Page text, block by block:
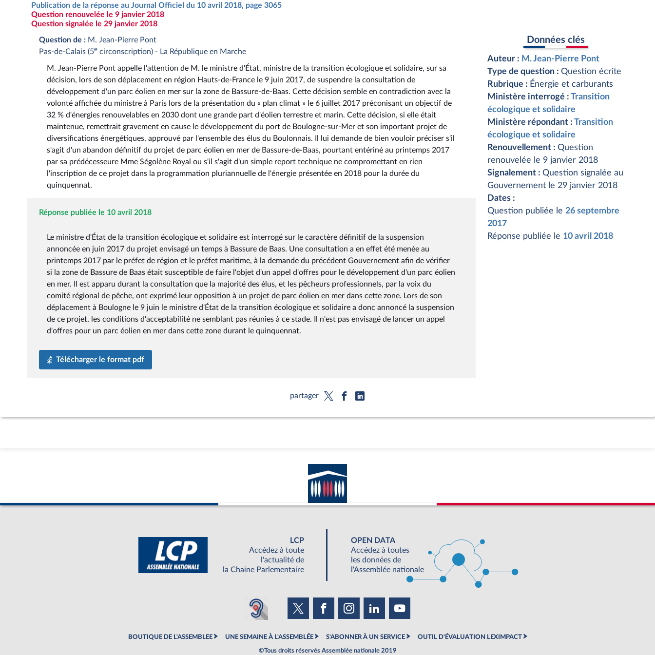
Publication de la réponse au Journal Officiel du 10 avril 2018, page 3065
Question renouvelée le 9 janvier 2018
Question signalée le 29 janvier 2018
Question de : M. Jean-Pierre Pont
Pas-de-Calais (5e circonscription) - La République en Marche
M. Jean-Pierre Pont appelle l'attention de M. le ministre d'État, ministre de la transition écologique et solidaire, sur sa
décision, lors de son déplacement en région Hauts-de-France le 9 juin 2017, de suspendre la consultation de
développement d'un parc éolien en mer sur la zone de Bassure-de-Baas. Cette décision semble en contradiction avec la
volonté affichée du ministre à Paris lors de la présentation du « plan climat » le 6 juillet 2017 préconisant un objectif de
32 % d'énergies renouvelables en 2030 dont une grande part d'éolien terrestre et marin. Cette décision, si elle était
maintenue, remettrait gravement en cause le développement du port de Boulogne-sur-Mer et son important projet de
diversifications énergétiques, approuvé par l'ensemble des élus du Boulonnais. Il lui demande de bien vouloir préciser s'il
s'agit d'un abandon définitif du projet de parc éolien en mer de Bassure-de-Baas, pourtant entériné au printemps 2017
par sa prédécesseure Mme Ségolène Royal ou s'il s'agit d'un simple report technique ne compromettant en rien
l'inscription de ce projet dans la programmation pluriannuelle de l'énergie présentée en 2018 pour la durée du
quinquennat.
Réponse publiée le 10 avril 2018
Le ministre d'État de la transition écologique et solidaire est interrogé sur le caractère définitif de la suspension
annoncée en juin 2017 du projet envisagé un temps à Bassure de Baas. Une consultation a en effet été menée au
printemps 2017 par le préfet de région et le préfet maritime, à la demande du précédent Gouvernement afin de vérifier
si la zone de Bassure de Baas était susceptible de faire l'objet d'un appel d'offres pour le développement d'un parc éolien
en mer. Il est apparu durant la consultation que la majorité des élus, et les pêcheurs professionnels, par la voix du
comité régional de pêche, ont exprimé leur opposition à un projet de parc éolien en mer dans cette zone. Lors de son
déplacement à Boulogne le 9 juin le ministre d'État de la transition écologique et solidaire a donc annoncé la suspension
de ce projet, les conditions d'acceptabilité ne semblant pas réunies à ce stade. Il n'est pas envisagé de lancer un appel
d'offres pour un parc éolien en mer dans cette zone durant le quinquennat.
Télécharger le format pdf
Données clés
Auteur : M. Jean-Pierre Pont
Type de question : Question écrite
Rubrique : Énergie et carburants
Ministère interrogé : Transition
écologique et solidaire
Ministère répondant : Transition
écologique et solidaire
Renouvellement : Question
renouvelée le 9 janvier 2018
Signalement : Question signalée au
Gouvernement le 29 janvier 2018
Dates :
Question publiée le 26 septembre
2017
Réponse publiée le 10 avril 2018
partager
LCP
Accédez à toute
l'actualité de
la Chaine Parlementaire
OPEN DATA
Accédez à toutes
les données de
l'Assemblée nationale
BOUTIQUE DE L'ASSEMBLEE UNE SEMAINE À L'ASSEMBLÉE S'ABONNER À UN SERVICE OUTIL D'ÉVALUATION LEXIMPACT
©Tous droits réservés Assemblée nationale 2019